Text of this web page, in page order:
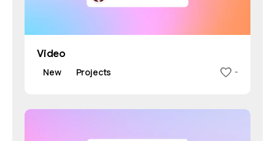
Video
New Projects -